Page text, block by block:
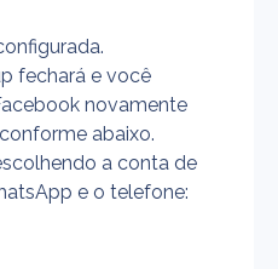
fechará e você
novamente
abaixo.
a conta de
e o telefone: